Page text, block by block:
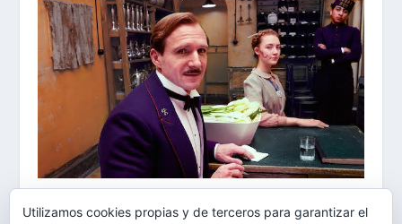
Cine de una Isla de Verano, en la playa de Las
Salinetas
Utilizamos cookies propias y de terceros para garantizar el